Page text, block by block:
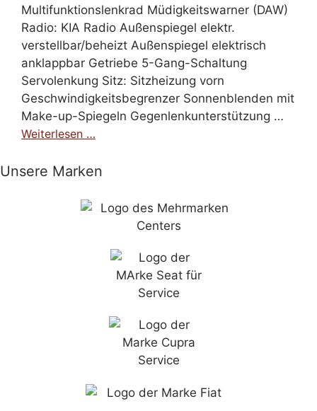
Multifunktionslenkrad Müdigkeitswarner (DAW)
Radio: KIA Radio Außenspiegel elektr.
verstellbar/beheizt Außenspiegel elektrisch
anklappbar Getriebe 5-Gang-Schaltung
Servolenkung Sitz: Sitzheizung vorn
Geschwindigkeitsbegrenzer Sonnenblenden mit
Make-up-Spiegeln Gegenlenkunterstützung …
Weiterlesen …
Unsere Marken